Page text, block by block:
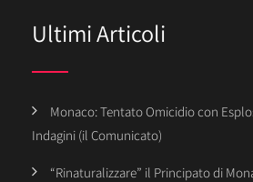
Ultimi Articoli
Monaco: Tentato Omicidio con
Indagini (il Comunicato)
“Rinaturalizzare” il Principato di